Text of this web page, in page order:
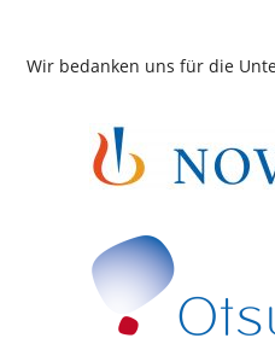
Wir bedanken uns für die